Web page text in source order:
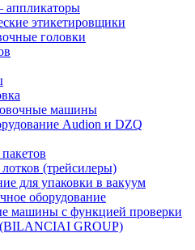
аппликаторы
этикетировщики
головки
машины
Audion и DZQ
(трейсилеры)
для упаковки в вакуум
оборудование
машины с функцией проверки
GROUP)